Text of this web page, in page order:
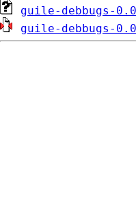
guile-debbugs-
guile-debbugs-